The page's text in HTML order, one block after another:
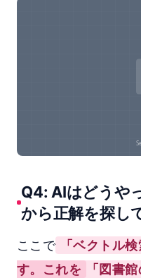
Q4: AIはどうや
から正解を探し
ここで 「ベクトル検
す。これを
「図書